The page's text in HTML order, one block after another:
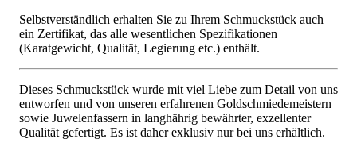
Selbstverständlich erhalten Sie zu Ihrem Schmuckstück auch
ein Zertifikat, das alle wesentlichen Spezifikationen
(Karatgewicht, Qualität, Legierung etc.) enthält.
Dieses Schmuckstück wurde mit viel Liebe zum Detail von uns
entworfen und von unseren erfahrenen Goldschmiedemeistern
sowie Juwelenfassern in langhährig bewährter, exzellenter
Qualität gefertigt. Es ist daher exklusiv nur bei uns erhältlich.